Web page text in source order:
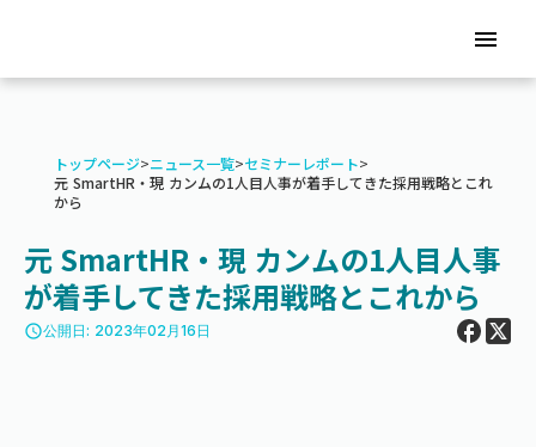
menu
トップページ>ニュース一覧>セミナーレポート>
元 SmartHR・現 カンムの1人目人事が着手してきた採用戦略とこれ
から
元 SmartHR・現 カンムの1人目人事
が着手してきた採用戦略とこれから
access_time公開日: 2023年02月16日